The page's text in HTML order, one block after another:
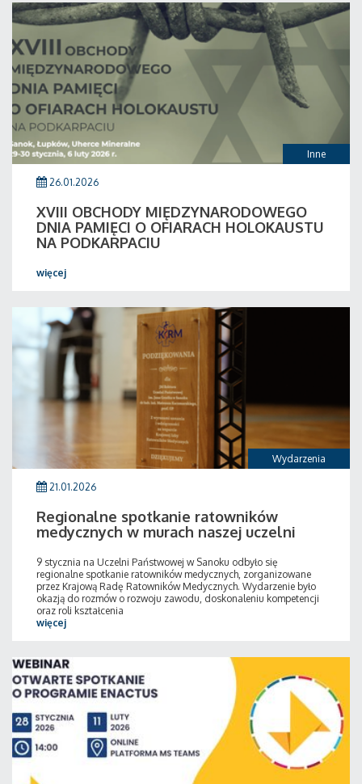
Inne
26.01.2026
XVIII OBCHODY MIĘDZYNARODOWEGO
DNIA PAMIĘCI O OFIARACH HOLOKAUSTU
NA PODKARPACIU
więcej
Wydarzenia
21.01.2026
Regionalne spotkanie ratowników
medycznych w murach naszej uczelni
9 stycznia na Uczelni Państwowej w Sanoku odbyło się
regionalne spotkanie ratowników medycznych, zorganizowane
przez Krajową Radę Ratowników Medycznych. Wydarzenie było
okazją do rozmów o rozwoju zawodu, doskonaleniu kompetencji
oraz roli kształcenia
więcej